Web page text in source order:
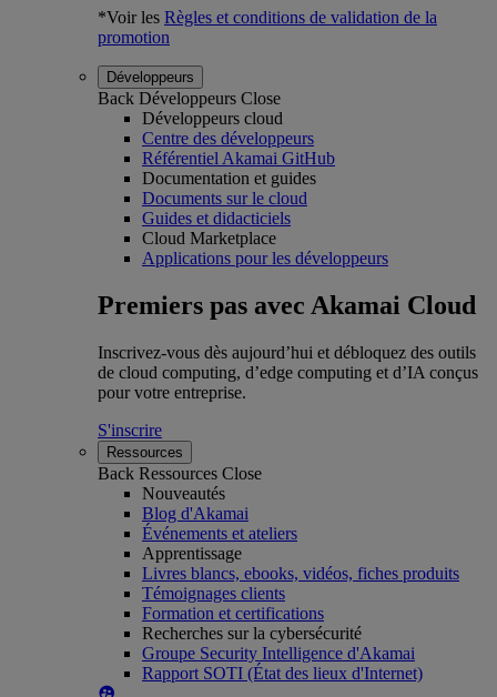
*Voir les Règles et conditions de validation de la
promotion
Développeurs
Back Développeurs Close
Développeurs cloud
Centre des développeurs
Référentiel Akamai GitHub
Documentation et guides
Documents sur le cloud
Guides et didacticiels
Cloud Marketplace
Applications pour les développeurs
Premiers pas avec Akamai Cloud
Inscrivez-vous dès aujourd’hui et débloquez des outils
de cloud computing, d’edge computing et d’IA conçus
pour votre entreprise.
S'inscrire
Ressources
Back Ressources Close
Nouveautés
Blog d'Akamai
Événements et ateliers
Apprentissage
Livres blancs, ebooks, vidéos, fiches produits
Témoignages clients
Formation et certifications
Recherches sur la cybersécurité
Groupe Security Intelligence d'Akamai
Rapport SOTI (État des lieux d'Internet)